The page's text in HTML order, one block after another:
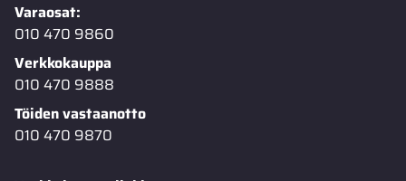
Varaosat:
010 470 9860
Verkkokauppa
010 470 9888
Töiden vastaanotto
010 470 9870